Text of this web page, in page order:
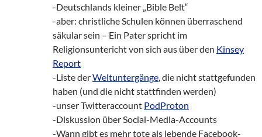
-Deutschlands kleiner „Bible Belt“
-aber: christliche Schulen können überraschend
säkular sein – Ein Pater spricht im
Religionsuntericht von sich aus über den Kinsey
Report
-Liste derWeltuntergänge, die nicht stattgefunden
haben (und die nicht stattfinden werden)
-unser Twitteraccount PodProton
-Diskussion über Social-Media-Accounts
-Wann gibt es mehr tote als lebende Facebook-